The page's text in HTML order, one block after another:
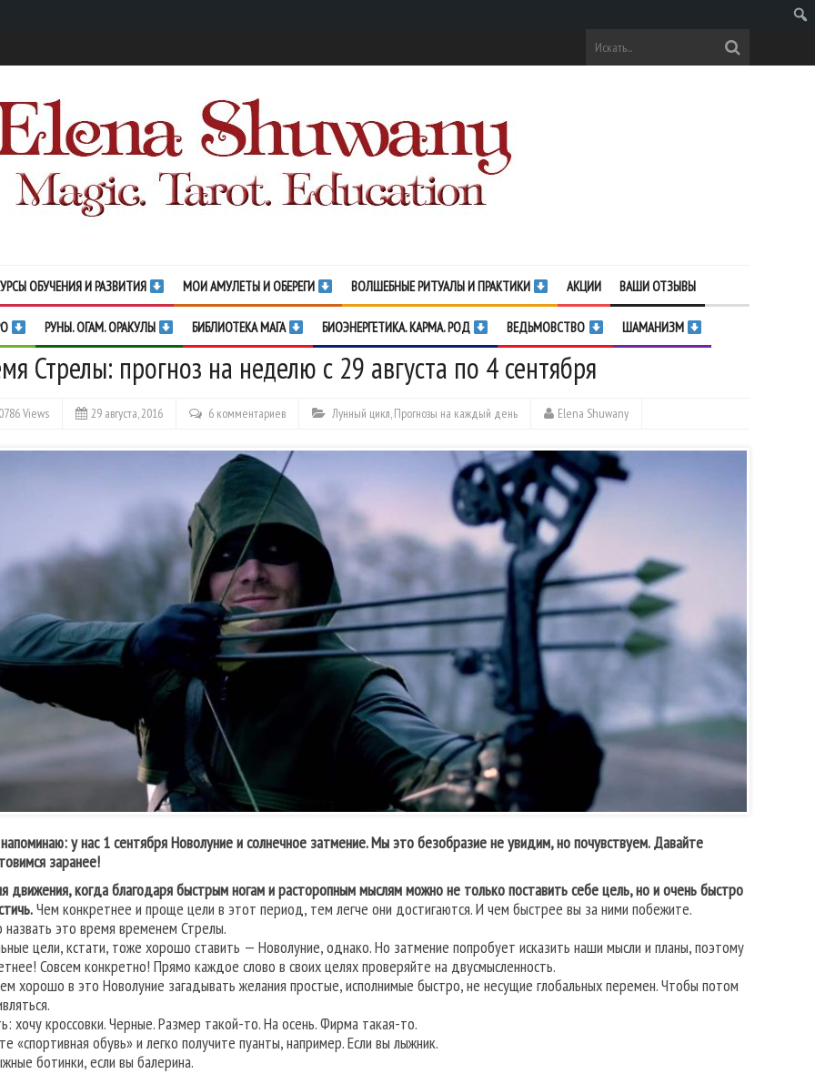
ОБУЧЕНИЯ И РАЗВИТИЯ МОИ АМУЛЕТЫ И ОБЕРЕГИ ВОЛШЕБНЫЕ РИТУАЛЫ И ПРАКТИКИ АКЦИИ ВАШИ ОТЗЫВЫ
РУНЫ. ОГАМ. ОРАКУЛЫ БИБЛИОТЕКА МАГА БИОЭНЕРГЕТИКА. КАРМА. РОД ВЕДЬМОВСТВО ШАМАНИЗМ
Стрелы: прогноз на неделю с 29 августа по 4 сентября
Views 29 августа, 2016 6 комментариев Лунный цикл,Прогнозы на каждый день Elena Shuwany
у нас 1 сентября Новолуние и солнечное затмение. Мы это безобразие не увидим, но почувствуем. Давайте
заранее!
движения, когда благодаря быстрым ногам и расторопным мыслям можно не только поставить себе цель, но и очень быстро
Чем конкретнее и проще цели в этот период, тем легче они достигаются. И чем быстрее вы за ними побежите.
это время временем Стрелы.
цели, кстати, тоже хорошо ставить — Новолуние, однако. Но затмение попробует исказить наши мысли и планы, поэтому
Совсем конкретно! Прямо каждое слово в своих целях проверяйте на двусмысленность.
хорошо в это Новолуние загадывать желания простые, исполнимые быстро, не несущие глобальных перемен. Чтобы потом
хочу кроссовки. Черные. Размер такой-то. На осень. Фирма такая-то.
«спортивная обувь» и легко получите пуанты, например. Если вы лыжник.
ботинки, если вы балерина.